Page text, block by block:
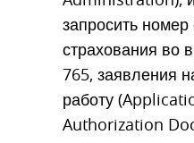
запросить
страхования во
765, заявления
работу
Authorization